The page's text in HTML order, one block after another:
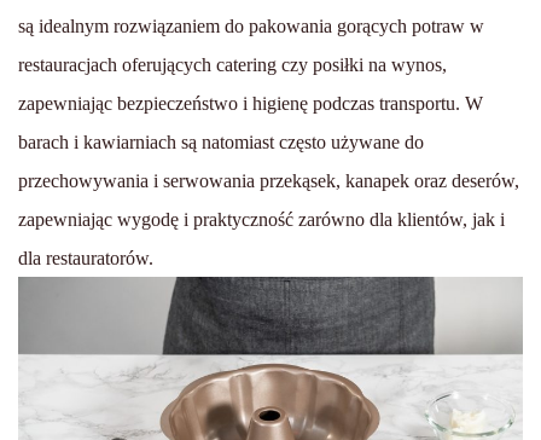
są idealnym rozwiązaniem do pakowania gorących potraw w
restauracjach oferujących catering czy posiłki na wynos,
zapewniając bezpieczeństwo i higienę podczas transportu. W
barach i kawiarniach są natomiast często używane do
przechowywania i serwowania przekąsek, kanapek oraz deserów,
zapewniając wygodę i praktyczność zarówno dla klientów, jak i
dla restauratorów.